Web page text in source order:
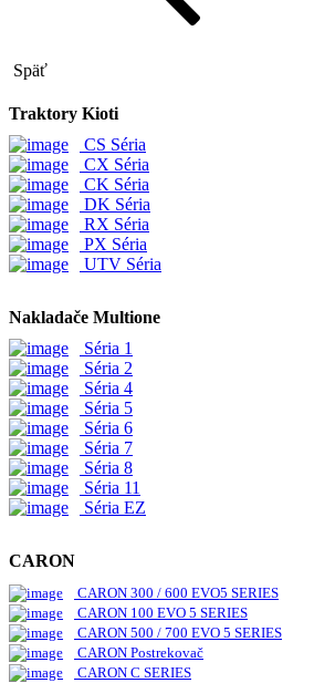
Späť
Traktory Kioti
CS Séria
CX Séria
CK Séria
DK Séria
RX Séria
PX Séria
UTV Séria
Nakladače Multione
Séria 1
Séria 2
Séria 4
Séria 5
Séria 6
Séria 7
Séria 8
Séria 11
Séria EZ
CARON
CARON 300 / 600 EVO5 SERIES
CARON 100 EVO 5 SERIES
CARON 500 / 700 EVO 5 SERIES
CARON Postrekovač
CARON C SERIES